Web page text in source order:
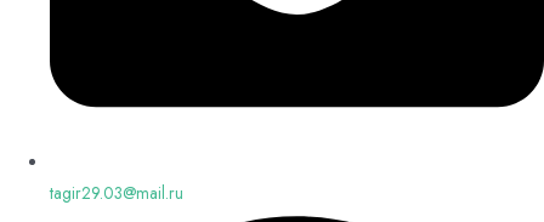
tagir29.03@mail.ru